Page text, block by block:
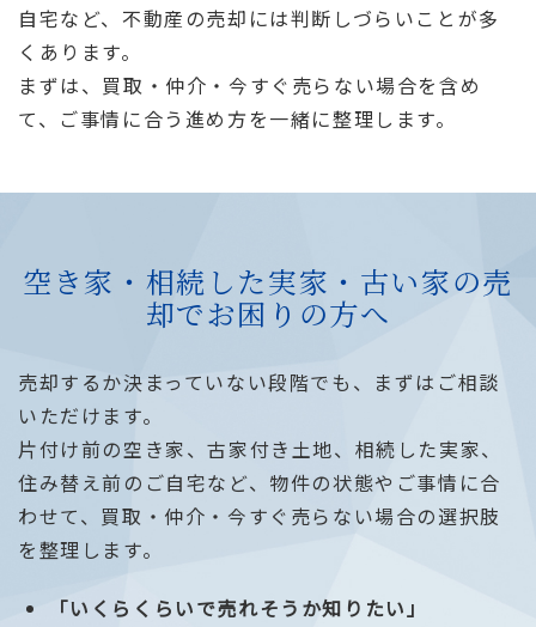
自宅など、不動産の売却には判断しづらいことが多
くあります。
まずは、買取・仲介・今すぐ売らない場合を含め
て、ご事情に合う進め方を一緒に整理します。
空き家・相続した実家・古い家の売
却でお困りの方へ
売却するか決まっていない段階でも、まずはご相談
いただけます。
片付け前の空き家、古家付き土地、相続した実家、
住み替え前のご自宅など、物件の状態やご事情に合
わせて、買取・仲介・今すぐ売らない場合の選択肢
を整理します。
「いくらくらいで売れそうか知りたい」